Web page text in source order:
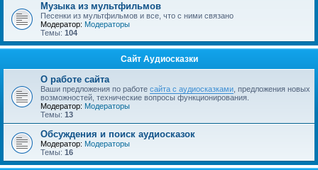
Музыка из мультфильмов
Песенки из мультфильмов и все, что с ними связано
Модератор: Модераторы
Темы: 104
Сайт Аудиосказки
О работе сайта
Ваши предложения по работе сайта с аудиосказками , предложения новых
возможностей, технические вопросы функционирования.
Модератор: Модераторы
Темы: 13
Обсуждения и поиск аудиосказок
Модератор: Модераторы
Темы: 16